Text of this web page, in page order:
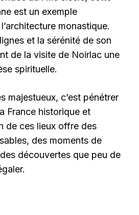
est un exemple
monastique.
et la sérénité de son
de la visite de Noirlac une
spirituelle.
majestueux, c’est pénétrer
France historique et
de ces lieux offre des
des moments de
découvertes que peu de